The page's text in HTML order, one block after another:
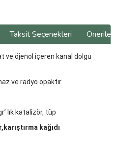
Taksit Seçenekleri
ve öjenol içe­ren kanal dolgu
ve radyo opaktır.
lık katalizör, tüp
kağıdı